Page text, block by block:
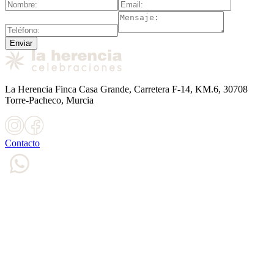
Enviar
La Herencia Finca Casa Grande, Carretera F-14, KM.6, 30708
Torre-Pacheco, Murcia
Contacto